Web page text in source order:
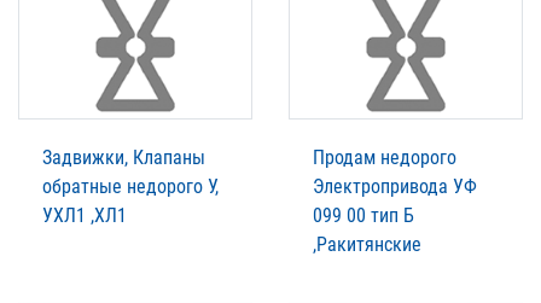
Задвижки, Клапаны
обратные недорого У,
УХЛ1 ,ХЛ1
Продам недорого
Электропривода УФ
099 00 тип Б
,Ракитянские